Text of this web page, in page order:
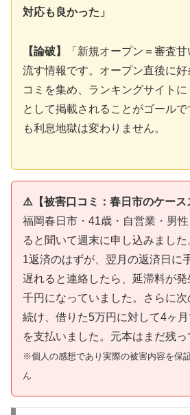
対応も良かった」
【論破】
「新規オープン＝審査
流す情報です。オープン直後に
コミを集め、ランキングサイトに
として掲載されることがゴール
も利息地獄は変わりません。
⚠️【被害口コミ：春日市のケース
福岡春日市・41歳・自営業・男
ると聞いて週末に申し込みまし
1返済のはずが、翌月の返済日に
遅れると連絡したら、延滞料が
千円になっていました。さらに次
続け、借りた5万円に対して4ヶ
を支払いました。元本はまだ残っ
※個人の感想であり実際の被害内容を保
ん